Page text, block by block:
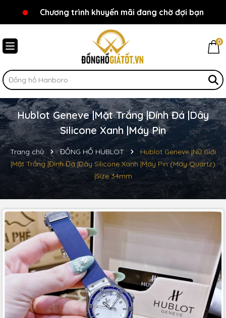
Chào mừng bạn đến với Đồnghồgiátốt.vn!
Chương trình khuyến mãi đang chờ đợi bạn
0
Hublot Geneve |Mặt Trắng |Đính Đá |Dây
Silicone Xanh |Máy Pin
Trang chủ ĐỒNG HỒ HUBLOT
Hublot Geneve |Nữ Giới
|Mặt Trắng |Đính Đá |Dây Silicone Xanh |Máy Pin (Máy Quartz)
|Size 34mm